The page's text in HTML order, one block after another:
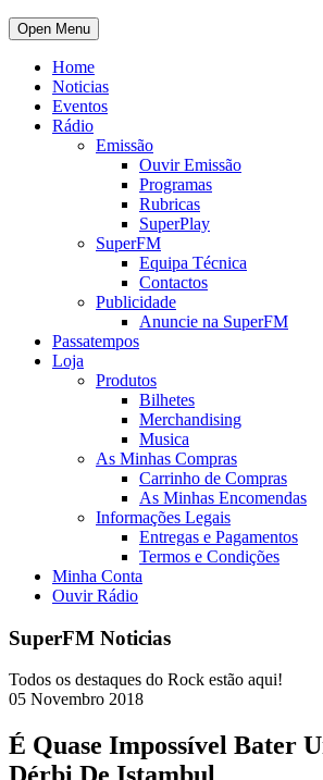
Open Menu
Home
Noticias
Eventos
Rádio
Emissão
Ouvir Emissão
Programas
Rubricas
SuperPlay
SuperFM
Equipa Técnica
Contactos
Publicidade
Anuncie na SuperFM
Passatempos
Loja
Produtos
Bilhetes
Merchandising
Musica
As Minhas Compras
Carrinho de Compras
As Minhas Encomendas
Informações Legais
Entregas e Pagamentos
Termos e Condições
Minha Conta
Ouvir Rádio
SuperFM Noticias
Todos os destaques do Rock estão aqui!
05 Novembro 2018
É Quase Impossível Bater